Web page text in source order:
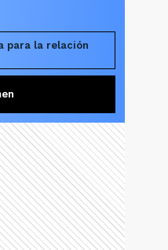
para la relación